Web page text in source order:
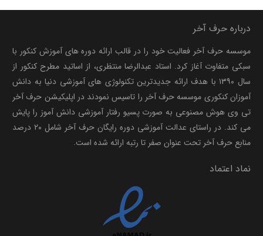
درباره حرف آخر
موسسه حرف آخر فعالیت خود را در قالب ارائه دوره های آموزش کنکور با
سبکی متفاوت آغاز کرد. استاد عبدالرضا منتظری، از اساتید مطرح کنکور از
سال ۱۳۹۰ با هدف ارائه جدیدترین تکنولوژی های آموزشی دنیا به دانش
آموزان کنکوری موسسه حرف آخر را تاسیس نمودند در اپلیکیشن حرف آخر
تی وی هوش مصنوعی به صورت پسیو رفتار آموزشی دانش آموز را پایش
می کند. در راستای عدالت آموزشی دوره رایگان حرف آخر شامل ۲۰ درصد
منابع حرف آخر تحت عنوان صفر تا رتبه ارائه شده است.
نماد اعتماد